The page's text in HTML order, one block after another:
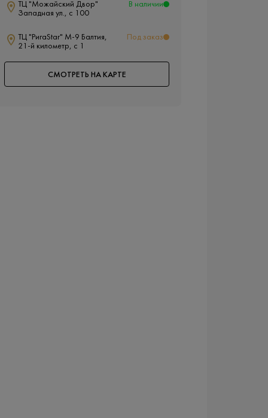
ТЦ "Можайский Двор"
Западная ул., с 100
В наличии
ТЦ "РигаStar" М-9 Балтия,
21-й километр, с 1
Под заказ
СМОТРЕТЬ НА КАРТЕ